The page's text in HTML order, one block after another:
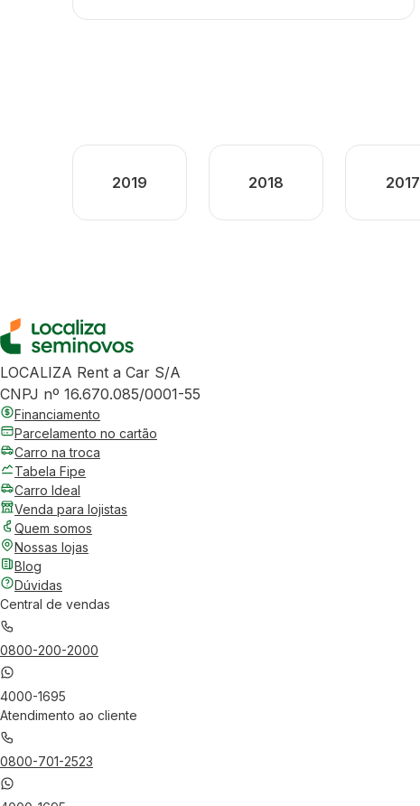
2019 2018 2017
LOCALIZA Rent a Car S/A
CNPJ nº 16.670.085/0001-55
Financiamento
Parcelamento no cartão
Carro na troca
Tabela Fipe
Carro Ideal
Venda para lojistas
Quem somos
Nossas lojas
Blog
Dúvidas
Central de vendas
0800-200-2000
4000-1695
Atendimento ao cliente
0800-701-2523